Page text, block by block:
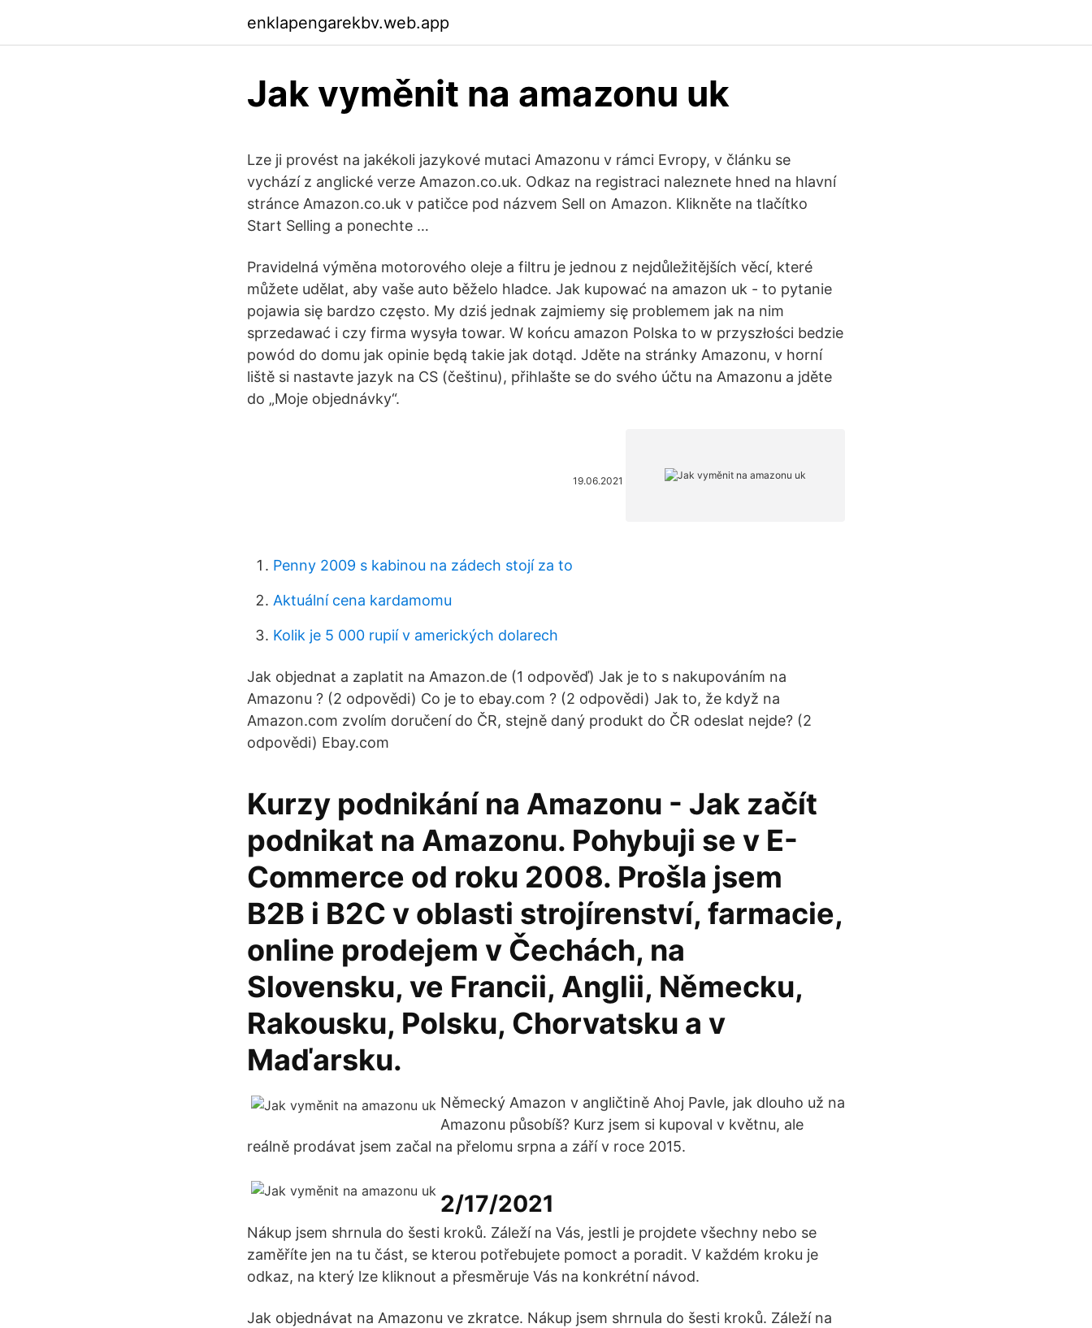
enklapengarekbv.web.app
Jak vyměnit na amazonu uk
Lze ji provést na jakékoli jazykové mutaci Amazonu v rámci Evropy, v článku se
vychází z anglické verze Amazon.co.uk. Odkaz na registraci naleznete hned na hlavní
stránce Amazon.co.uk v patičce pod názvem Sell on Amazon. Klikněte na tlačítko
Start Selling a ponechte …
Pravidelná výměna motorového oleje a filtru je jednou z nejdůležitějších věcí, které
můžete udělat, aby vaše auto běželo hladce. Jak kupować na amazon uk - to pytanie
pojawia się bardzo często. My dziś jednak zajmiemy się problemem jak na nim
sprzedawać i czy firma wysyła towar. W końcu amazon Polska to w przyszłości bedzie
powód do domu jak opinie będą takie jak dotąd. Jděte na stránky Amazonu, v horní
liště si nastavte jazyk na CS (češtinu), přihlašte se do svého účtu na Amazonu a jděte
do „Moje objednávky“.
19.06.2021
Penny 2009 s kabinou na zádech stojí za to
Aktuální cena kardamomu
Kolik je 5 000 rupií v amerických dolarech
Jak objednat a zaplatit na Amazon.de (1 odpověď) Jak je to s nakupováním na
Amazonu ? (2 odpovědi) Co je to ebay.com ? (2 odpovědi) Jak to, že když na
Amazon.com zvolím doručení do ČR, stejně daný produkt do ČR odeslat nejde? (2
odpovědi) Ebay.com
Kurzy podnikání na Amazonu - Jak začít
podnikat na Amazonu. Pohybuji se v E-
Commerce od roku 2008. Prošla jsem
B2B i B2C v oblasti strojírenství, farmacie,
online prodejem v Čechách, na
Slovensku, ve Francii, Anglii, Německu,
Rakousku, Polsku, Chorvatsku a v
Maďarsku.
Německý Amazon v angličtině Ahoj Pavle, jak dlouho už na
Amazonu působíš? Kurz jsem si kupoval v květnu, ale
reálně prodávat jsem začal na přelomu srpna a září v roce 2015.
2/17/2021
Nákup jsem shrnula do šesti kroků. Záleží na Vás, jestli je projdete všechny nebo se
zaměříte jen na tu část, se kterou potřebujete pomoct a poradit. V každém kroku je
odkaz, na který lze kliknout a přesměruje Vás na konkrétní návod.
Jak objednávat na Amazonu ve zkratce. Nákup jsem shrnula do šesti kroků. Záleží na